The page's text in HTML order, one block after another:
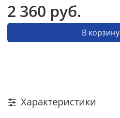
2 360 руб.
В корзину
Характеристики